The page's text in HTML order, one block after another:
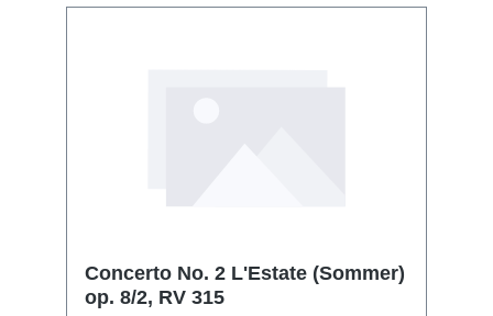
Concerto No. 2 L'Estate (Sommer)
op. 8/2, RV 315